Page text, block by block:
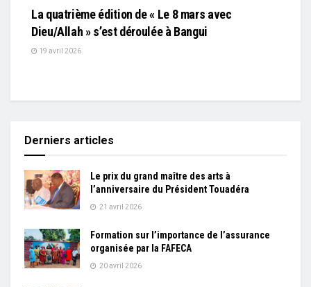
La quatrième édition de « Le 8 mars avec
Dieu/Allah » s’est déroulée à Bangui
19 avril 2026
Derniers articles
Le prix du grand maître des arts à
l’anniversaire du Président Touadéra
21 avril 2026
Formation sur l’importance de l’assurance
organisée par la FAFECA
20 avril 2026